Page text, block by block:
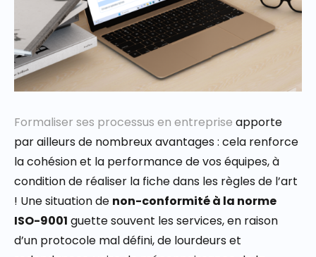
Formaliser ses processus en entreprise apporte
par ailleurs de nombreux avantages : cela renforce
la cohésion et la performance de vos équipes, à
condition de réaliser la fiche dans les règles de l’art
! Une situation de non-conformité à la norme
ISO-9001 guette souvent les services, en raison
d’un protocole mal défini, de lourdeurs et